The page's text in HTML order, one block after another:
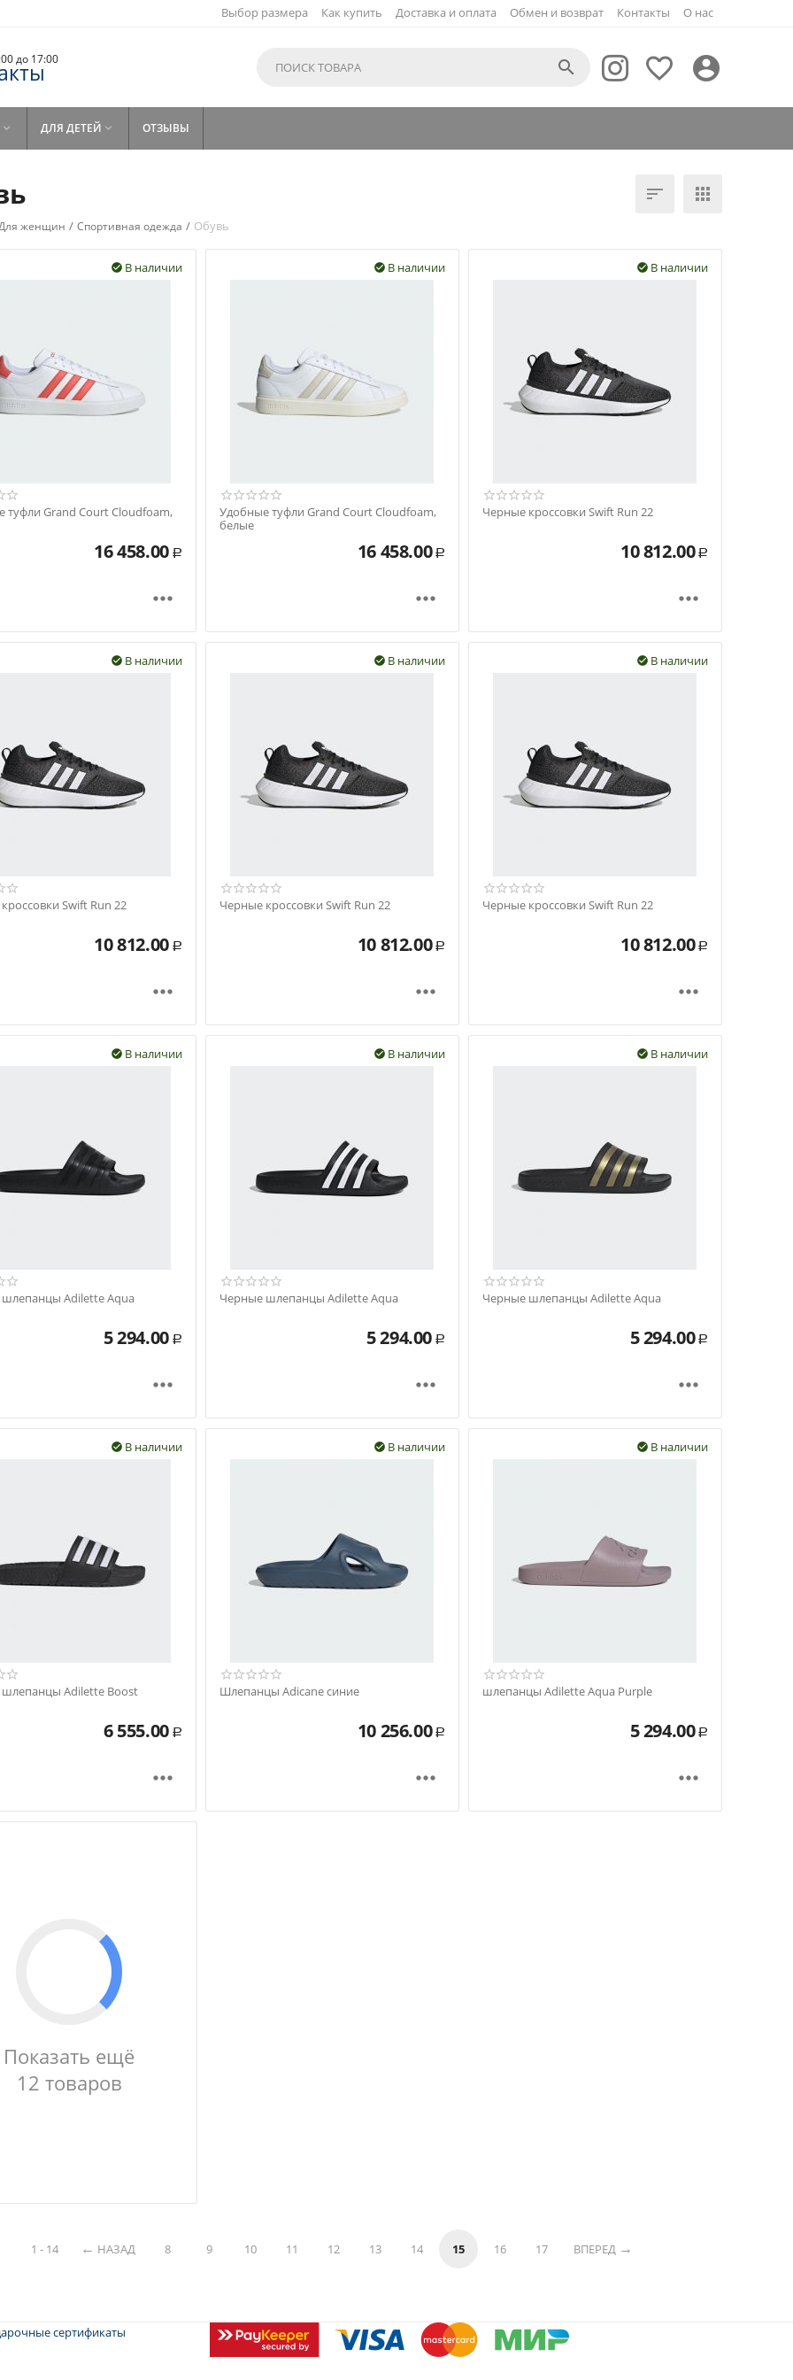
Выбор размера Как купить Доставка и оплата Обмен и возврат Контакты О нас
до 17:00 


 ДЛЯ ДЕТЕЙ  ОТЗЫВЫ
женщин / Спортивная одежда / Обувь
 
В наличии

туфли Grand Court Cloudfoam,
16 458.00 Р

В наличии

Удобные туфли Grand Court Cloudfoam,
белые
16 458.00 Р

В наличии

Черные кроссовки Swift Run 22
10 812.00 Р

В наличии

Swift Run 22
10 812.00 Р

В наличии

Черные кроссовки Swift Run 22
10 812.00 Р

В наличии

Черные кроссовки Swift Run 22
10 812.00 Р

В наличии

Adilette Aqua
5 294.00 Р

В наличии

Черные шлепанцы Adilette Aqua
5 294.00 Р

В наличии

Черные шлепанцы Adilette Aqua
5 294.00 Р

В наличии

Adilette Boost
6 555.00 Р

В наличии

Шлепанцы Adicane синие
10 256.00 Р

В наличии

шлепанцы Adilette Aqua Purple
5 294.00 Р

Показать ещё
12 товаров
1 - 14 НАЗАД 8 9 10 11 12 13 14 15 16 17 ВПЕРЕД
сертификаты